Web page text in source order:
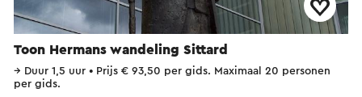
Toon Hermans wandeling Sittard
→ Duur 1,5 uur • Prijs € 93,50 per gids. Maximaal 20 personen
per gids.